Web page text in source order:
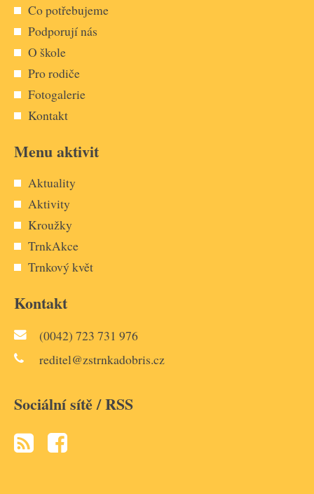
Co potřebujeme
Podporují nás
O škole
Pro rodiče
Fotogalerie
Kontakt
Menu aktivit
Aktuality
Aktivity
Kroužky
TrnkAkce
Trnkový květ
Kontakt
(0042) 723 731 976
reditel@zstrnkadobris.cz
Sociální sítě / RSS